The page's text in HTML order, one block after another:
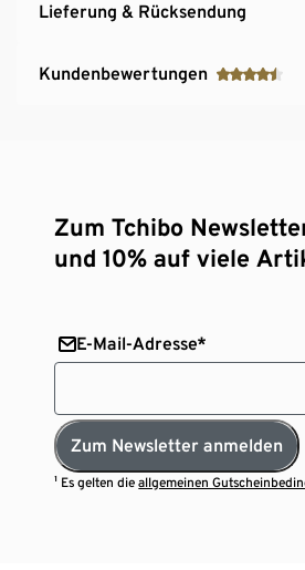
Lieferung & Rücksendung
Kundenbewertungen
Zum Tchibo
und 10% auf viele
E-Mail-Adresse*
Zum Newsletter anmelden
¹ Es gelten dieallgemeinen